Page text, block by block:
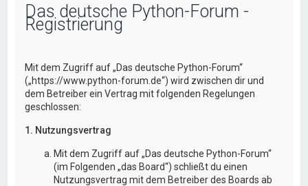
Das deutsche Python-Forum -
Registrierung
Mit dem Zugriff auf „Das deutsche Python-Forum“
(„https://www.python-forum.de“) wird zwischen dir und
dem Betreiber ein Vertrag mit folgenden Regelungen
geschlossen:
1. Nutzungsvertrag
Mit dem Zugriff auf „Das deutsche Python-Forum“
(im Folgenden „das Board“) schließt du einen
Nutzungsvertrag mit dem Betreiber des Boards ab